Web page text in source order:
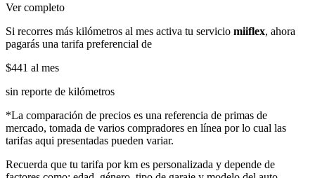
Ver completo
Si recorres más kilómetros al mes activa tu servicio miiflex, ahora
pagarás una tarifa preferencial de
$441 al mes
sin reporte de kilómetros
*La comparación de precios es una referencia de primas de
mercado, tomada de varios compradores en línea por lo cual las
tarifas aqui presentadas pueden variar.
Recuerda que tu tarifa por km es personalizada y depende de